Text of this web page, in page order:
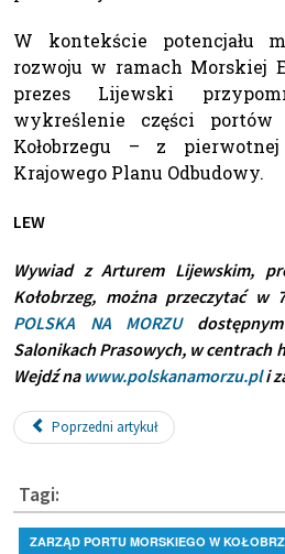
W kontekście potencjału
rozwoju w ramach Morskiej
prezes Lijewski
wykreślenie części
Kołobrzegu – z
Krajowego Planu Odbudowy.
LEW
Wywiad z Arturem Lijewskim,
Kołobrzeg, można przeczytać w
POLSKA NA MORZU
Salonikach Prasowych, w centrach
Wejdź na www.polskanamorzu.pli
Poprzedni artykuł
Tagi:
ZARZĄD PORTU MORSKIEGO W